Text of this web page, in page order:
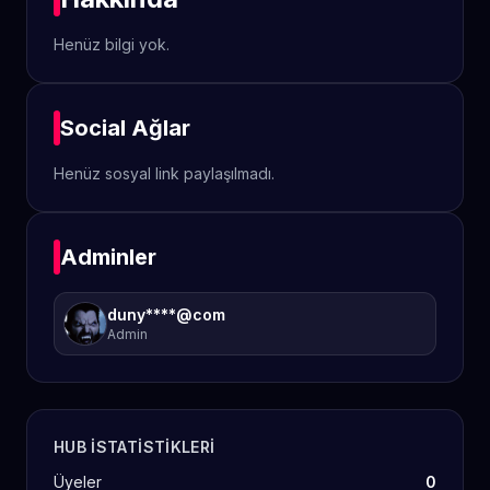
Henüz bilgi yok.
Social Ağlar
Henüz sosyal link paylaşılmadı.
Adminler
duny****@com
Admin
HUB ISTATISTIKLERI
Üyeler
0